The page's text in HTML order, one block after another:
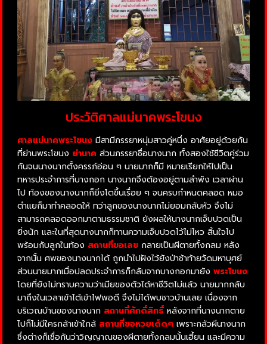
ประวัติศาลแม่นาคพระโขนง
ศาลแม่นาคพระโขนง มีสามีภรรยาหนุ่มสาวคู่หนึ่ง อาศัยอยู่ด้วยกัน
ที่ย่านพระโขนง ย่านาค ส่วนภรรยาชื่อนางนาก ทั้งสองใช้ชีวิตคู่ร่วม
กันจนนางนากตั้งครรภ์อ่อน ๆ นายมากก็มี หมายเรียกให้ไปเป็น
ทหารประจำการที่บางกอก นางนากจึงต้องอยู่ตามลำพัง เวลาผ่าน
ไป ท้องของนางนากก็ยิ่งโตขึ้นเรื่อย ๆ จนครบกำหนดคลอด หมอ
ตำแยก็มาทำคลอดให้ ทว่าลูกของนางนากไม่ยอมกลับหัว จึงไม่
สามารถคลอดออกมาตามธรรมชาติ ยังผลให้นางนากเจ็บปวดเป็น
ยิ่งนัก และในที่สุดนางนากก็ทานความเจ็บปวดไว้ไม่ไหว สิ้นใจไป
พร้อมกับลูกในท้อง สถานที่ขอเลข กลายเป็นผีตายทั้งกลม หลัง
จากนั้น ศพของนางนากได้ ถูกนำไปฝังไว้ยังป่าช้าท้ายวัดมหาบุศย์
ส่วนนายมากเมื่อปลดประจำการก็กลับจากบางกอกมายัง พระโขนง
โดยที่ยังไม่ทราบความว่าเมียของตัวได้หาชีวิตไม่แล้ว นายมากกลับ
มาถึงในเวลาเข้าไต้เข้าไฟพอดี จึงไม่ได้พบชาวบ้านเลย เนื่องจาก
บริเวณบ้านของนางนาก สถานที่ศักดิ์สิทธิ์ หลังจากที่นางนากตาย
ไปก็ไม่มีใครกล้าเข้าใกล้ สถานที่ขอหวยเด็ดๆ เพราะกลัวผีนางนาก
ซึ่งต่างก็เชื่อกันว่าวิญญาณของผีตายทั้งกลมนั้นเฮี้ยน และมีความ